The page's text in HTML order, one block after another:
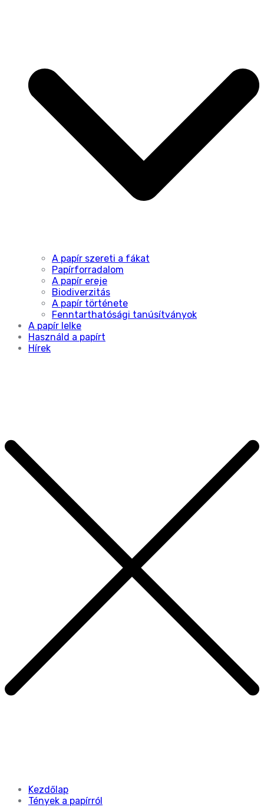
A papír szereti a fákat
Papírforradalom
A papír ereje
Biodiverzitás
A papír története
Fenntarthatósági tanúsítványok
A papír lelke
Használd a papírt
Hírek
Kezdőlap
Tények a papírról